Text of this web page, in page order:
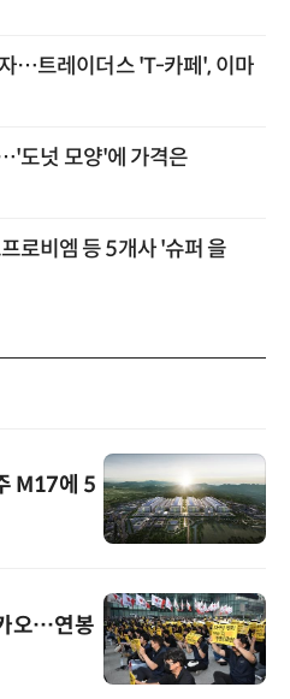
…트레이더스 'T-카페', 이마
도넛 모양'에 가격은
로비엠 등 5개사 '슈퍼 을
M17에 5
오…연봉